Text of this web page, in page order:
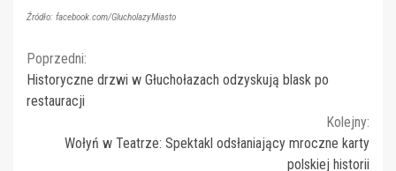
Źródło: facebook.com/GlucholazyMiasto
Continue
Reading
Poprzedni:
Historyczne drzwi w Głuchołazach odzyskują blask po
restauracji
Kolejny:
Wołyń w Teatrze: Spektakl odsłaniający mroczne karty
polskiej historii